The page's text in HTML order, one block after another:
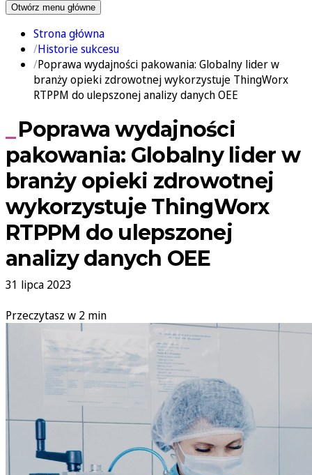
Otwórz menu główne
Strona główna
Historie sukcesu
Poprawa wydajności pakowania: Globalny lider w
branży opieki zdrowotnej wykorzystuje ThingWorx
RTPPM do ulepszonej analizy danych OEE
Poprawa wydajności
pakowania: Globalny lider w
branży opieki zdrowotnej
wykorzystuje ThingWorx
RTPPM do ulepszonej
analizy danych OEE
31 lipca 2023
Przeczytasz w 2 min